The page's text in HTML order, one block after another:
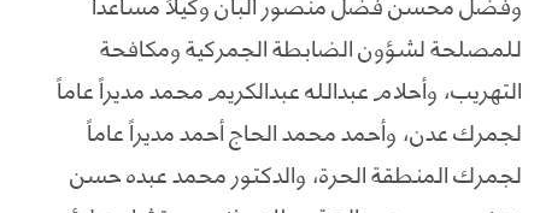
للمصلحة لشؤون الضابطة الجمركية ومكافحة
التهريب، وأحلام عبدالله عبدالكريم محمد مديراً عاماً
لجمرك عدن، وأحمد محمد الحاج أحمد مديراً عاماً
لجمرك المنطقة الحرة، والدكتور محمد عبده حسن